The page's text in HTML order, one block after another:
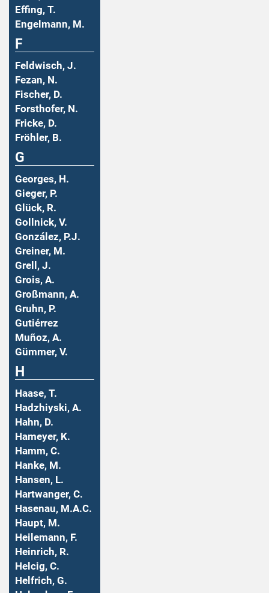
Effing, T.
Engelmann, M.
F
Feldwisch, J.
Fezan, N.
Fischer, D.
Forsthofer, N.
Fricke, D.
Fröhler, B.
G
Georges, H.
Gieger, P.
Glück, R.
Gollnick, V.
González, P.J.
Greiner, M.
Grell, J.
Grois, A.
Großmann, A.
Gruhn, P.
Gutiérrez
Muñoz, A.
Gümmer, V.
H
Haase, T.
Hadzhiyski, A.
Hahn, D.
Hameyer, K.
Hamm, C.
Hanke, M.
Hansen, L.
Hartwanger, C.
Hasenau, M.A.C.
Haupt, M.
Heilemann, F.
Heinrich, R.
Helcig, C.
Helfrich, G.